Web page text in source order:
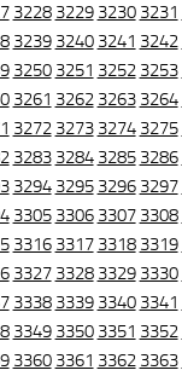
3228 3229 3230 3231
3239 3240 3241 3242
3250 3251 3252 3253
3261 3262 3263 3264
3272 3273 3274 3275
3283 3284 3285 3286
3294 3295 3296 3297
3305 3306 3307 3308
3316 3317 3318 3319
3327 3328 3329 3330
3338 3339 3340 3341
3349 3350 3351 3352
3360 3361 3362 3363